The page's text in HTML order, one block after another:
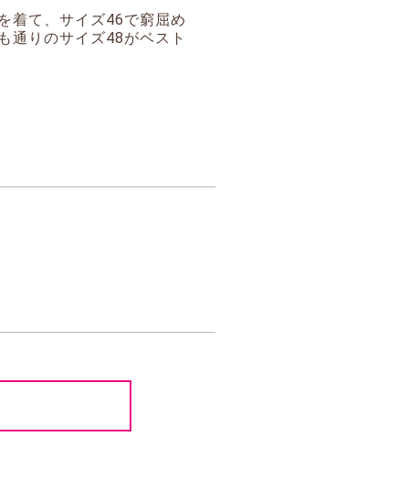
着て、サイズ46で窮屈め
通りのサイズ48がベスト